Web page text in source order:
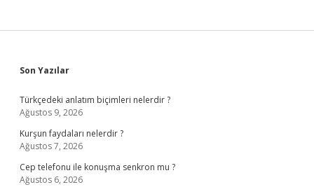
Sidebar
Son Yazılar
Türkçedeki anlatım biçimleri nelerdir ?
Ağustos 9, 2026
Kurşun faydaları nelerdir ?
Ağustos 7, 2026
Cep telefonu ile konuşma senkron mu ?
Ağustos 6, 2026